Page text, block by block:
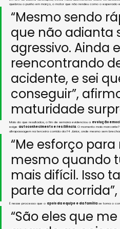
quebrou o punho em março, o motor que não rendeu como o esperado
“Mesmo sendo
que não adianta
agressivo. Ainda
reencontrando
acidente, e sei
conseguir”,
maturidade
Mais do que resultados, o fim de semana evidenciou a evolução
exige autoconhecimento e resiliência. O momento mais
ultrapassagem na terceira corrida da F4 Júnior, onde mesmo sem
“Me esforço
mesmo quando
mais difícil. Isso
parte da
É nesse processo que o apoio da equipe e da família se torna o
“São eles que